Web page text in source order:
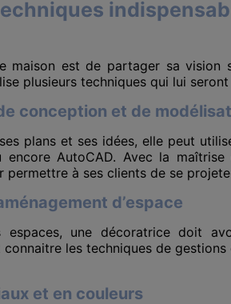
maison est de partager sa vision
plusieurs techniques qui lui
conception et de
plans et ses idées, elle peut
encore AutoCAD. Avec la
permettre à ses clients de se
d’espace
espaces, une décoratrice doit
connaitre les techniques de
et en couleurs